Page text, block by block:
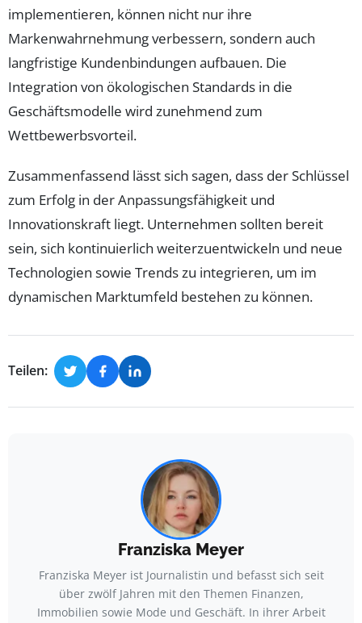
implementieren, können nicht nur ihre
Markenwahrnehmung verbessern, sondern auch
langfristige Kundenbindungen aufbauen. Die
Integration von ökologischen Standards in die
Geschäftsmodelle wird zunehmend zum
Wettbewerbsvorteil.
Zusammenfassend lässt sich sagen, dass der Schlüssel
zum Erfolg in der Anpassungsfähigkeit und
Innovationskraft liegt. Unternehmen sollten bereit
sein, sich kontinuierlich weiterzuentwickeln und neue
Technologien sowie Trends zu integrieren, um im
dynamischen Marktumfeld bestehen zu können.
Teilen:
Franziska Meyer
Franziska Meyer ist Journalistin und befasst sich seit
über zwölf Jahren mit den Themen Finanzen,
Immobilien sowie Mode und Geschäft. In ihrer Arbeit